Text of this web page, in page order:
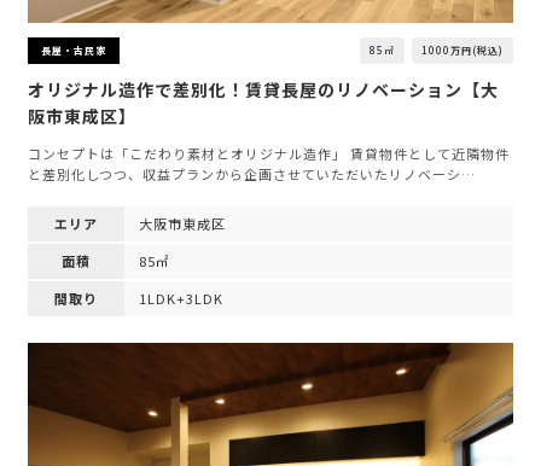
長屋・古民家 85㎡ 1000万円(税込)
オリジナル造作で差別化！賃貸長屋のリノベーション【大
阪市東成区】
コンセプトは「こだわり素材とオリジナル造作」 賃貸物件として近隣物件
と差別化しつつ、収益プランから企画させていただいたリノベーシ…
エリア
大阪市東成区
面積
85㎡
間取り
1LDK+3LDK